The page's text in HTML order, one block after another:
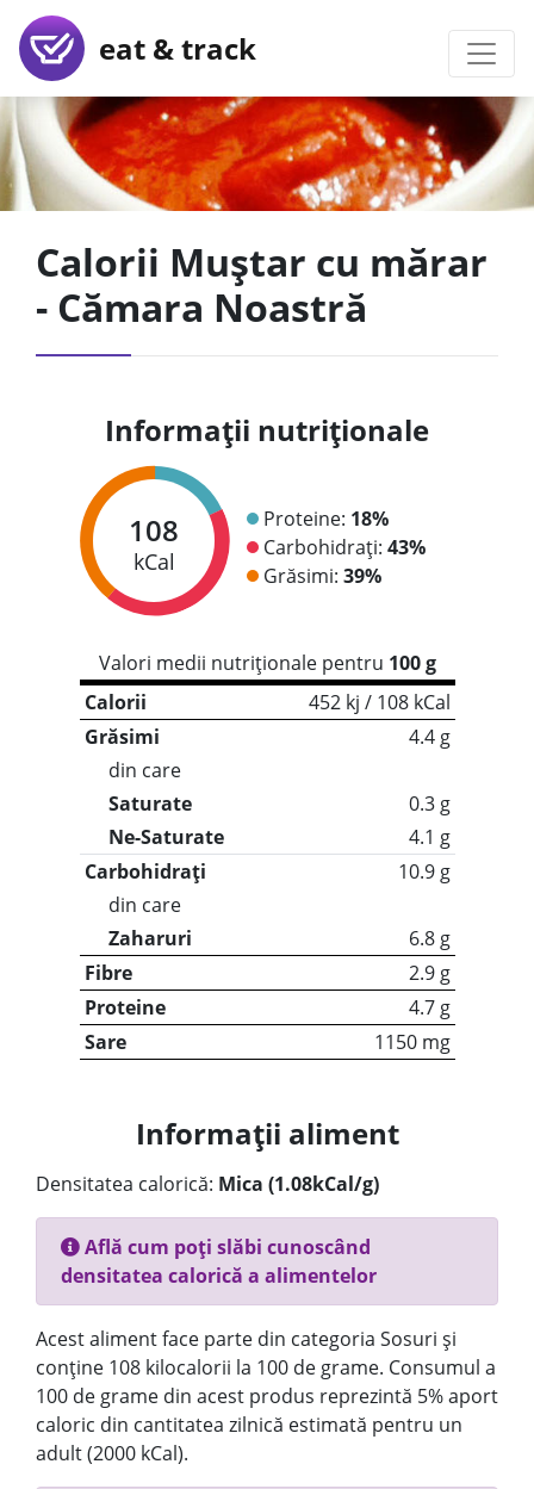
eat & track
Calorii Muștar cu mărar
- Cămara Noastră
Informații nutriționale
108
kCal
Proteine: 18%
Carbohidrați: 43%
Grăsimi: 39%
Valori medii nutriționale pentru 100 g
Calorii
452 kj / 108 kCal
Grăsimi
4.4 g
din care
Saturate
0.3 g
Ne-Saturate
4.1 g
Carbohidrați
10.9 g
din care
Zaharuri
6.8 g
Fibre
2.9 g
Proteine
4.7 g
Sare
1150 mg
Informații aliment
Densitatea calorică: Mica (1.08kCal/g)
Află cum poți slăbi cunoscând
densitatea calorică a alimentelor
Acest aliment face parte din categoria Sosuri și
conține 108 kilocalorii la 100 de grame. Consumul a
100 de grame din acest produs reprezintă 5% aport
caloric din cantitatea zilnică estimată pentru un
adult (2000 kCal).